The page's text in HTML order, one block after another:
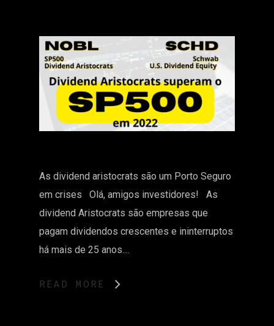
As dividend aristocrats são um Porto Seguro
em crises Olá, amigos investidores! As
dividend Aristocrats são empresas que
pagam dividendos crescentes e ininterruptos
há mais de 25 anos....
READ MORE